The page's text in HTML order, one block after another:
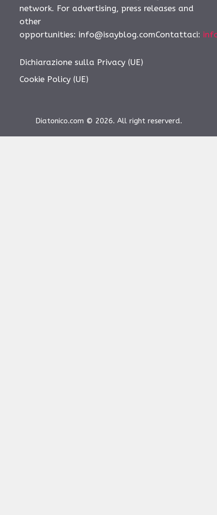
network. For advertising, press releases and
other
opportunities: info@isayblog.comContattaci:
Dichiarazione sulla Privacy (UE)
Cookie Policy (UE)
Diatonico.com © 2026. All right reserverd.